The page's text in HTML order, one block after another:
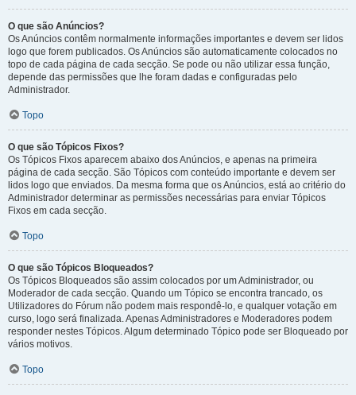
O que são Anúncios?
Os Anúncios contêm normalmente informações importantes e devem ser lidos
logo que forem publicados. Os Anúncios são automaticamente colocados no
topo de cada página de cada secção. Se pode ou não utilizar essa função,
depende das permissões que lhe foram dadas e configuradas pelo
Administrador.
Topo
O que são Tópicos Fixos?
Os Tópicos Fixos aparecem abaixo dos Anúncios, e apenas na primeira
página de cada secção. São Tópicos com conteúdo importante e devem ser
lidos logo que enviados. Da mesma forma que os Anúncios, está ao critério do
Administrador determinar as permissões necessárias para enviar Tópicos
Fixos em cada secção.
Topo
O que são Tópicos Bloqueados?
Os Tópicos Bloqueados são assim colocados por um Administrador, ou
Moderador de cada secção. Quando um Tópico se encontra trancado, os
Utilizadores do Fórum não podem mais respondê-lo, e qualquer votação em
curso, logo será finalizada. Apenas Administradores e Moderadores podem
responder nestes Tópicos. Algum determinado Tópico pode ser Bloqueado por
vários motivos.
Topo